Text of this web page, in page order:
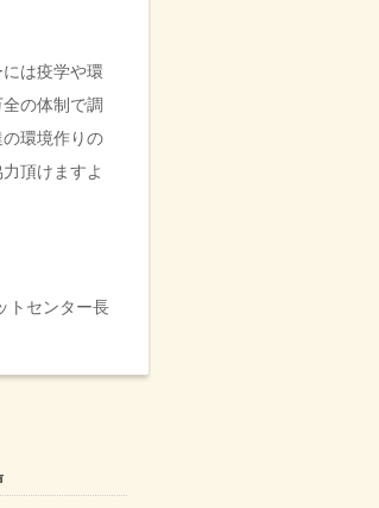
は疫学や環
の体制で調
環境作りの
頂けますよ
トセンター長